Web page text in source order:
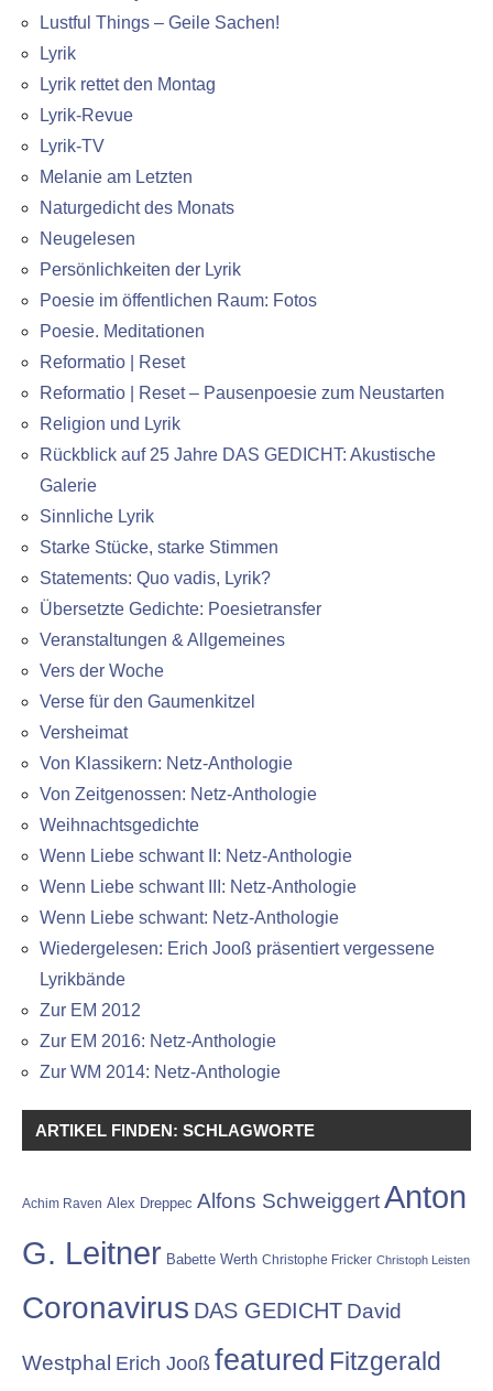
Lustful Things – Geile Sachen!
Lyrik
Lyrik rettet den Montag
Lyrik-Revue
Lyrik-TV
Melanie am Letzten
Naturgedicht des Monats
Neugelesen
Persönlichkeiten der Lyrik
Poesie im öffentlichen Raum: Fotos
Poesie. Meditationen
Reformatio | Reset
Reformatio | Reset – Pausenpoesie zum Neustarten
Religion und Lyrik
Rückblick auf 25 Jahre DAS GEDICHT: Akustische
Galerie
Sinnliche Lyrik
Starke Stücke, starke Stimmen
Statements: Quo vadis, Lyrik?
Übersetzte Gedichte: Poesietransfer
Veranstaltungen & Allgemeines
Vers der Woche
Verse für den Gaumenkitzel
Versheimat
Von Klassikern: Netz-Anthologie
Von Zeitgenossen: Netz-Anthologie
Weihnachtsgedichte
Wenn Liebe schwant II: Netz-Anthologie
Wenn Liebe schwant III: Netz-Anthologie
Wenn Liebe schwant: Netz-Anthologie
Wiedergelesen: Erich Jooß präsentiert vergessene
Lyrikbände
Zur EM 2012
Zur EM 2016: Netz-Anthologie
Zur WM 2014: Netz-Anthologie
ARTIKEL FINDEN: SCHLAGWORTE
Achim Raven Alex Dreppec Alfons SchweiggertAnton
G. Leitner Babette Werth Christophe Fricker Christoph Leisten
Coronavirus DAS GEDICHT David
Westphal Erich Jooß featured Fitzgerald